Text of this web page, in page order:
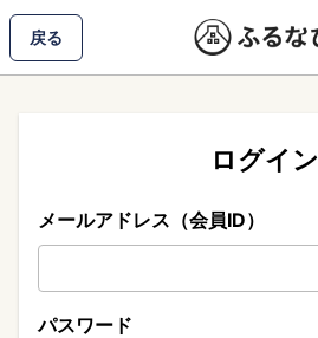
戻る
ログイン
メールアドレス（会員ID）
パスワード